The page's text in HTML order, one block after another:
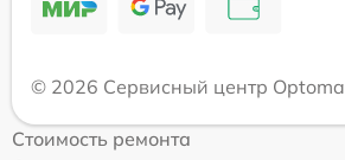
© 2026 Сервисный центр Optoma
Стоимость ремонта